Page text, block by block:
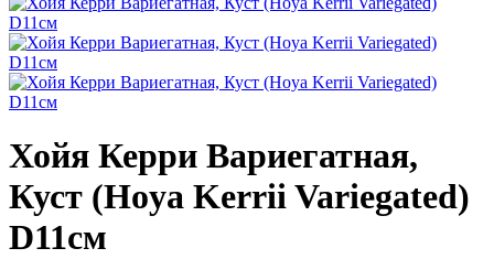
Хойя Керри Вариегатная,
Куст (Hoya Kerrii Variegated)
D11см